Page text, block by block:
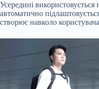
Усередині використовується
автоматично
створює навколо